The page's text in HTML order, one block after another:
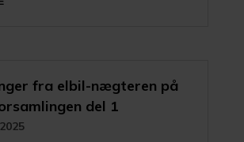
fra elbil-nægteren på
del 1